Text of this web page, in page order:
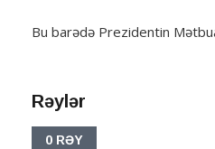
Bu barədə Prezidentin
Rəylər
0 RƏY